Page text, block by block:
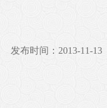
发布时间：2013-11-13